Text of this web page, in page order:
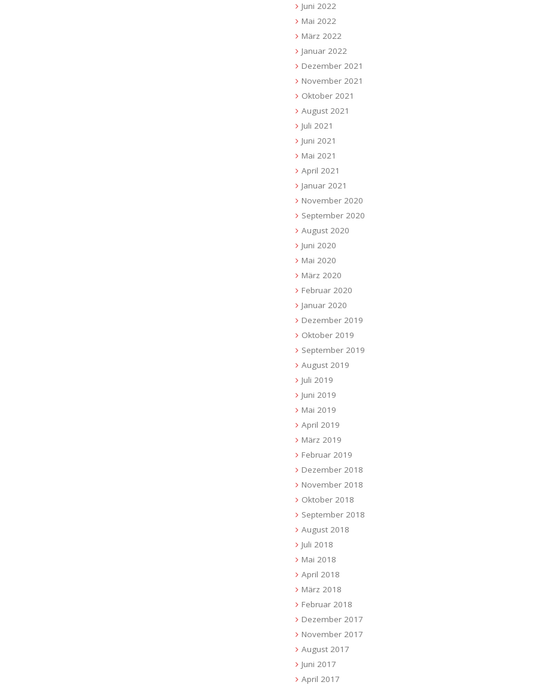
Juni 2022
Mai 2022
März 2022
Januar 2022
Dezember 2021
November 2021
Oktober 2021
August 2021
Juli 2021
Juni 2021
Mai 2021
April 2021
Januar 2021
November 2020
September 2020
August 2020
Juni 2020
Mai 2020
März 2020
Februar 2020
Januar 2020
Dezember 2019
Oktober 2019
September 2019
August 2019
Juli 2019
Juni 2019
Mai 2019
April 2019
März 2019
Februar 2019
Dezember 2018
November 2018
Oktober 2018
September 2018
August 2018
Juli 2018
Mai 2018
April 2018
März 2018
Februar 2018
Dezember 2017
November 2017
August 2017
Juni 2017
April 2017